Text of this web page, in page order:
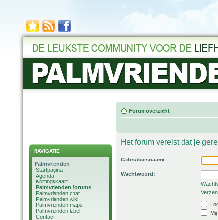
NAVIGATIE
Palmvrienden
Startpagina
Agenda
Kortingskaart
Palmvrienden forums
Palmvrienden chat
Palmvrienden wiki
Palmvrienden maps
Palmvrienden label
Contact
Forumoverzicht
Het forum vereist dat je
Gebruikersnaam:
Wachtwoord: